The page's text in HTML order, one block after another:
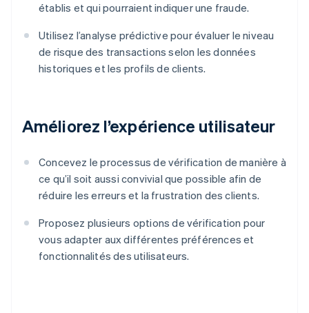
établis et qui pourraient indiquer une fraude.
Utilisez l’analyse prédictive pour évaluer le niveau
de risque des transactions selon les données
historiques et les profils de clients.
Améliorez l’expérience utilisateur
Concevez le processus de vérification de manière à
ce qu’il soit aussi convivial que possible afin de
réduire les erreurs et la frustration des clients.
Proposez plusieurs options de vérification pour
vous adapter aux différentes préférences et
fonctionnalités des utilisateurs.